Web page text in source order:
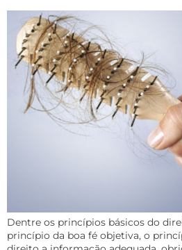
Dentre os princípios básicos do
princípio da boa fé objetiva, o